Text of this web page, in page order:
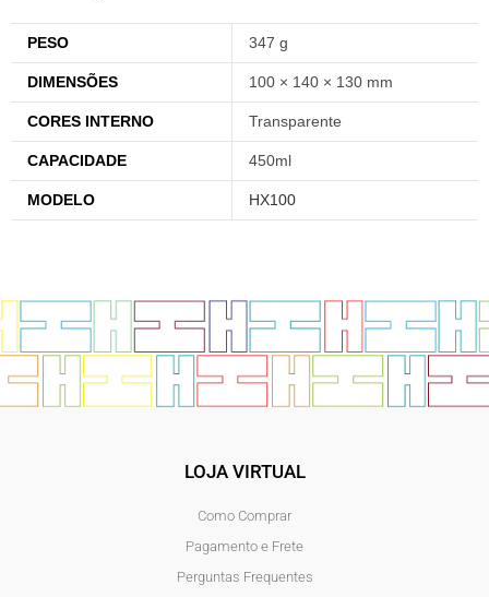
PESO 347 g
DIMENSÕES 100 × 140 × 130 mm
CORES INTERNO Transparente
CAPACIDADE 450ml
MODELO HX100
LOJA VIRTUAL
Como Comprar
Pagamento e Frete
Perguntas Frequentes